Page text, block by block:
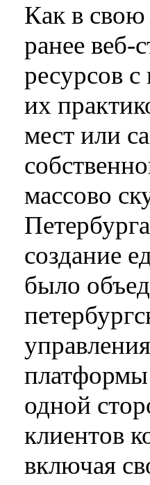
Как в свою
ранее веб-
ресурсов
их
мест или
массово
создание
было
платформы
одной
клиентов
включая